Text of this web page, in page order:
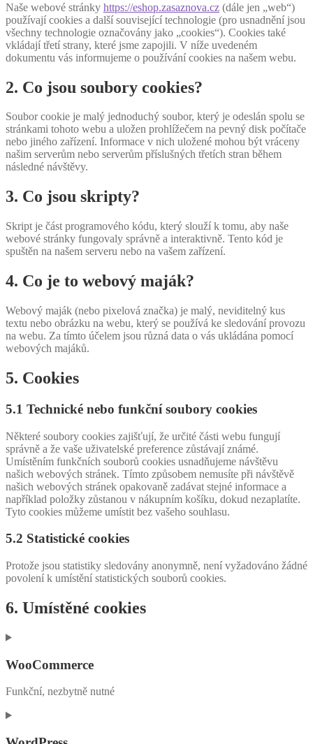
Naše webové stránky https://eshop.zasaznova.cz (dále jen „web“)
používají cookies a další související technologie (pro usnadnění jsou
všechny technologie označovány jako „cookies“). Cookies také
vkládají třetí strany, které jsme zapojili. V níže uvedeném
dokumentu vás informujeme o používání cookies na našem webu.
2. Co jsou soubory cookies?
Soubor cookie je malý jednoduchý soubor, který je odeslán spolu se
stránkami tohoto webu a uložen prohlížečem na pevný disk počítače
nebo jiného zařízení. Informace v nich uložené mohou být vráceny
našim serverům nebo serverům příslušných třetích stran během
následné návštěvy.
3. Co jsou skripty?
Skript je část programového kódu, který slouží k tomu, aby naše
webové stránky fungovaly správně a interaktivně. Tento kód je
spuštěn na našem serveru nebo na vašem zařízení.
4. Co je to webový maják?
Webový maják (nebo pixelová značka) je malý, neviditelný kus
textu nebo obrázku na webu, který se používá ke sledování provozu
na webu. Za tímto účelem jsou různá data o vás ukládána pomocí
webových majáků.
5. Cookies
5.1 Technické nebo funkční soubory cookies
Některé soubory cookies zajišťují, že určité části webu fungují
správně a že vaše uživatelské preference zůstávají známé.
Umístěním funkčních souborů cookies usnadňujeme návštěvu
našich webových stránek. Tímto způsobem nemusíte při návštěvě
našich webových stránek opakovaně zadávat stejné informace a
například položky zůstanou v nákupním košíku, dokud nezaplatíte.
Tyto cookies můžeme umístit bez vašeho souhlasu.
5.2 Statistické cookies
Protože jsou statistiky sledovány anonymně, není vyžadováno žádné
povolení k umístění statistických souborů cookies.
6. Umístěné cookies
WooCommerce
Funkční, nezbytně nutné
Consent
service